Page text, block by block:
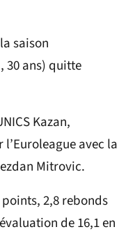
saison
30 ans) quitte
Kazan,
avec la
Mitrovic.
2,8 rebonds
de 16,1 en